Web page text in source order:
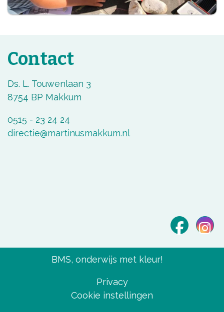
Contact
Ds. L. Touwenlaan 3
8754 BP Makkum
0515 - 23 24 24
directie@martinusmakkum.nl
BMS, onderwijs met kleur!
Privacy
Cookie instellingen